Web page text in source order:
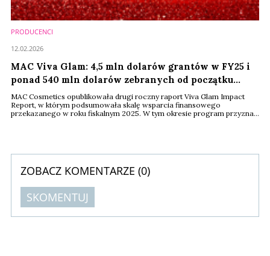
PRODUCENCI
MAC Viva Glam: 4,5 mln dolarów grantów w FY25 i
ponad 540 mln dolarów zebranych od początku
programu
MAC Cosmetics opublikowała drugi roczny raport Viva Glam Impact
Report, w którym podsumowała skalę wsparcia finansowego
przekazanego w roku fiskalnym 2025. W tym okresie program przyznał
12.02.2026
ZOBACZ KOMENTARZE (0)
SKOMENTUJ